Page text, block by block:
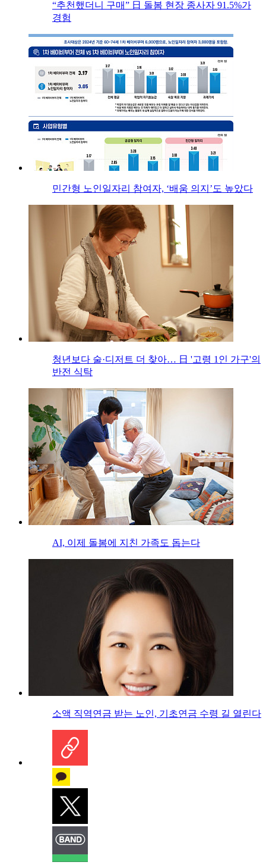
“추천했더니 구매” 日 돌봄 현장 종사자 91.5%가
경험
민간형 노인일자리 참여자, ‘배움 의지’도 높았다
청년보다 술·디저트 더 찾아… 日 '고령 1인 가구'의
반전 식탁
AI, 이제 돌봄에 지친 가족도 돕는다
소액 직역연금 받는 노인, 기초연금 수령 길 열린다